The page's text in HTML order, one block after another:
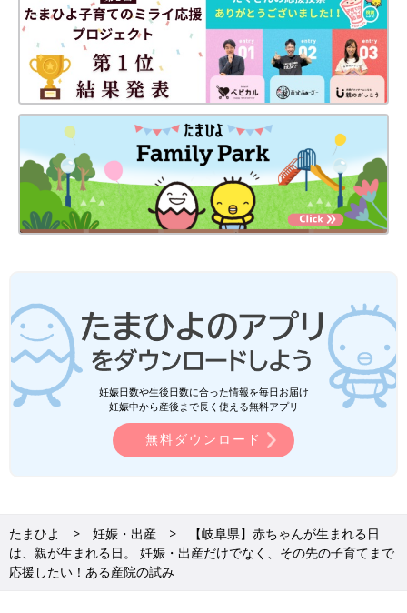
妊娠日数や生後日数に合った情報を毎日お届け
妊娠中から産後まで長く使える無料アプリ
無料ダウンロード
たまひよ 妊娠・出産
【岐阜県】赤ちゃんが生まれる日
は、親が生まれる日。 妊娠・出産だけでなく、その先の子育てまで
応援したい！ある産院の試み